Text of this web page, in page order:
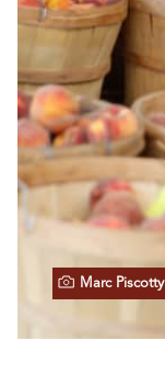
Marc Piscotty